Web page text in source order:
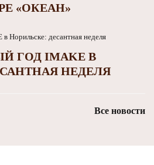
«ОКЕАН»
ГОД IMAKE В
НЕДЕЛЯ
Все новости